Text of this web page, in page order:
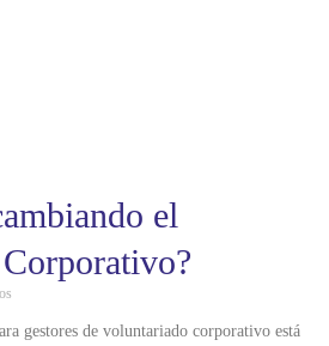
el
gestores de voluntariado corporativo está